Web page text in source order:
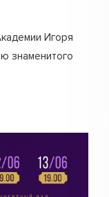
Игоря
знаменитого